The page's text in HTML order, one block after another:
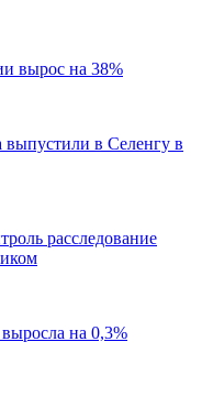
вырос на 38%
выпустили в Селенгу в
расследование
на 0,3%